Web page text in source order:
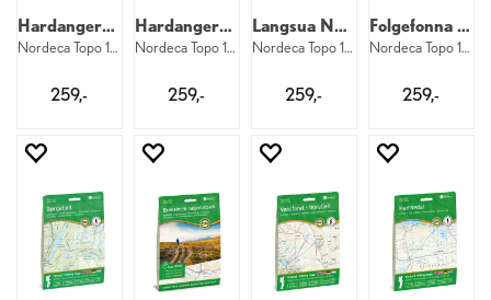
Hardangervidda
Nordeca Topo 1:50 000 3006
259,-
Hardangervidda sørvest
Nordeca Topo 1:50 000 3054
259,-
Langsua Nasjonalpark
Nordeca Topo 1:50 000 3002
259,-
Folgefonna Nasjonalpark
Nordeca Topo 1:50 000 3005
259,-